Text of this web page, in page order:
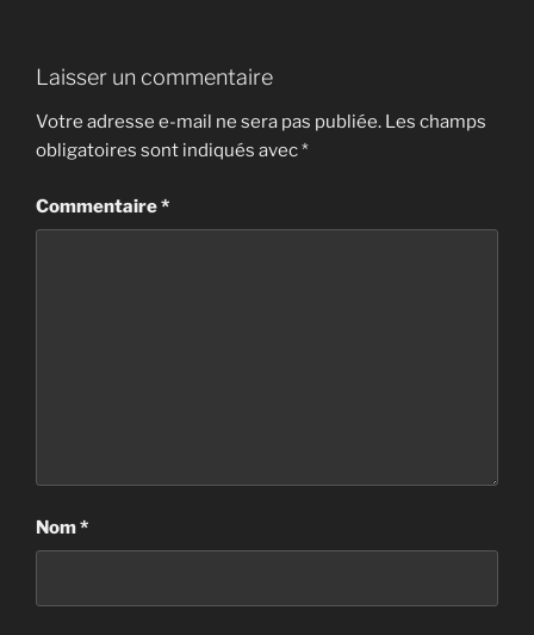
Laisser un commentaire
Votre adresse e-mail ne sera pas publiée. Les champs
obligatoires sont indiqués avec*
Commentaire*
Nom*